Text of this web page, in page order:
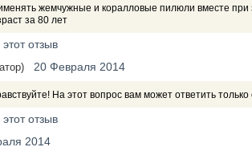
жемчужные и коралловые пилюли вместе
за 80 лет
отзыв
20 Февраля 2014
На этот вопрос вам может ответить
отзыв
2014